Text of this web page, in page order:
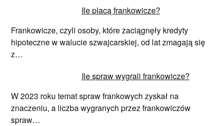
Ile placą frankowicze?
Frankowicze, czyli osoby, które zaciągnęły kredyty
hipoteczne w walucie szwajcarskiej, od lat zmagają się
z…
Ile spraw wygrali frankowicze?
W 2023 roku temat spraw frankowych zyskał na
znaczeniu, a liczba wygranych przez frankowiczów
spraw…